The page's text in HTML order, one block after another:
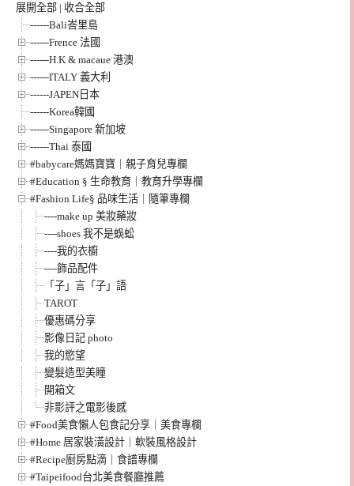
展開全部 | 收合全部
------Bali峇里島
------Frence 法國
------H.K & macaue 港澳
------ITALY 義大利
------JAPEN日本
------Korea韓國
------Singapore 新加坡
------Thai 泰國
#babycare媽媽寶寶｜親子育兒專欄
#Education § 生命教育｜教育升學專欄
#Fashion Life§ 品味生活｜隨筆專欄
----make up 美妝藥妝
----shoes 我不是蜈蚣
----我的衣櫥
----飾品配件
「子」言「子」語
TAROT
優惠碼分享
影像日記 photo
我的慾望
變髮造型美瞳
開箱文
非影評之電影後感
#Food美食懶人包食記分享｜美食專欄
#Home 居家裝潢設計｜軟裝風格設計
#Recipe廚房點滴｜食譜專欄
#Taipeifood台北美食餐廳推薦